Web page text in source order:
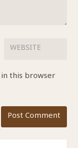
in this browser